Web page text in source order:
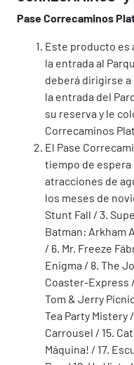
Pase Correcaminos
Este producto es
la entrada al
deberá dirigirse
la entrada del
su reserva y le
Correcaminos
El Pase
tiempo de
atracciones de
los meses de
Stunt Fall / 3.
Batman: Arkham
/ 6. Mr. Freeze
Enigma / 8. The
Coaster-Express /
Tom & Jerry
Tea Party Mistery
Carrousel / 15.
Máquina! / 17.